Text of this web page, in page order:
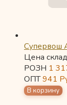
Супервош
Цена
РОЗН 1
ОПТ941